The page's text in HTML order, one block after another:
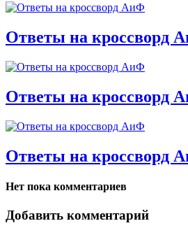
Ответы на кроссворд
Ответы на кроссворд
Ответы на кроссворд
Нет пока комментариев
Добавить комментарий